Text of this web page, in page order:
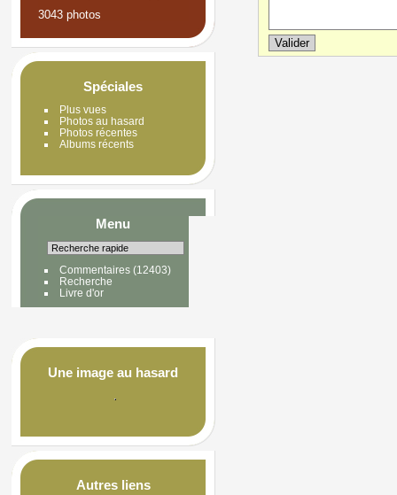
3043 photos
Spéciales
Plus vues
Photos au hasard
Photos récentes
Albums récents
Menu
Commentaires(12403)
Recherche
Livre d'or
Une image au hasard
Autres liens